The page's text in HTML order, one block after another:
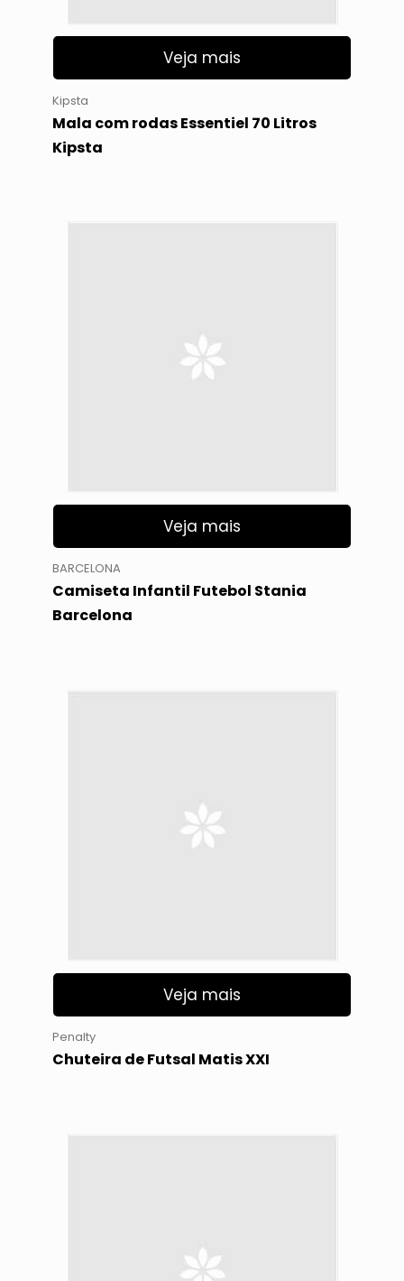
Veja mais
Kipsta
Mala com rodas Essentiel 70 Litros
Kipsta
Veja mais
BARCELONA
Camiseta Infantil Futebol Stania
Barcelona
Veja mais
Penalty
Chuteira de Futsal Matis XXI